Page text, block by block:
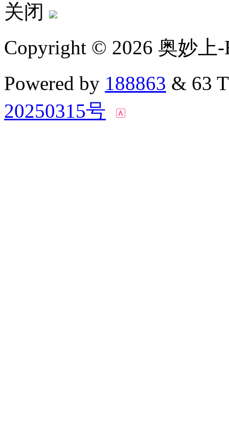
关闭
Copyright © 2026 奥妙上
Powered by 188863 & 63
20250315号